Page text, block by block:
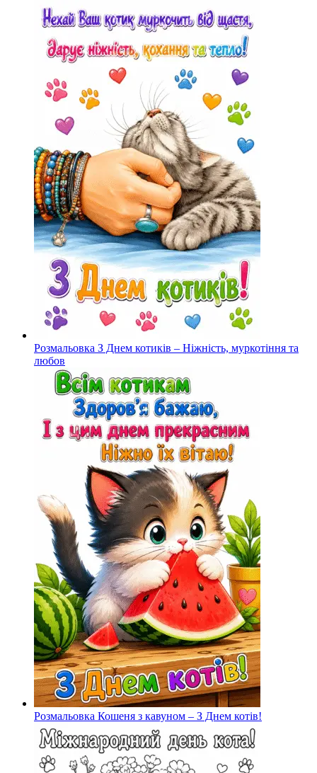
Розмальовка З Днем котиків – Ніжність, муркотіння та
любов
Розмальовка Кошеня з кавуном – З Днем котів!